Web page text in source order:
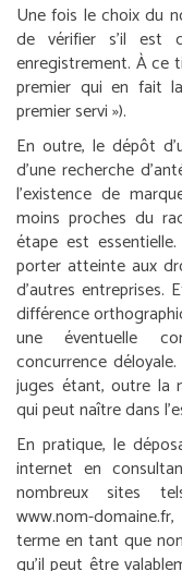
Une fois le choix du
de vérifier s’il est
enregistrement. À ce
premier qui en fait
premier servi »).
En outre, le dépôt
d’une recherche
l’existence de
moins proches du
étape est
porter atteinte aux
d’autres entreprises.
différence
une éventuelle
concurrence
juges étant, outre la
qui peut naître dans
En pratique, le
internet en
nombreux sites
www.nom-
terme en tant que
qu’il peut être